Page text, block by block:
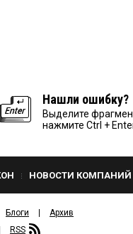
Нашли ошибку?
Выделите
нажмите Ctrl +
НОВОСТИ КОМПАНИЙ
Блоги
Архив
RSS